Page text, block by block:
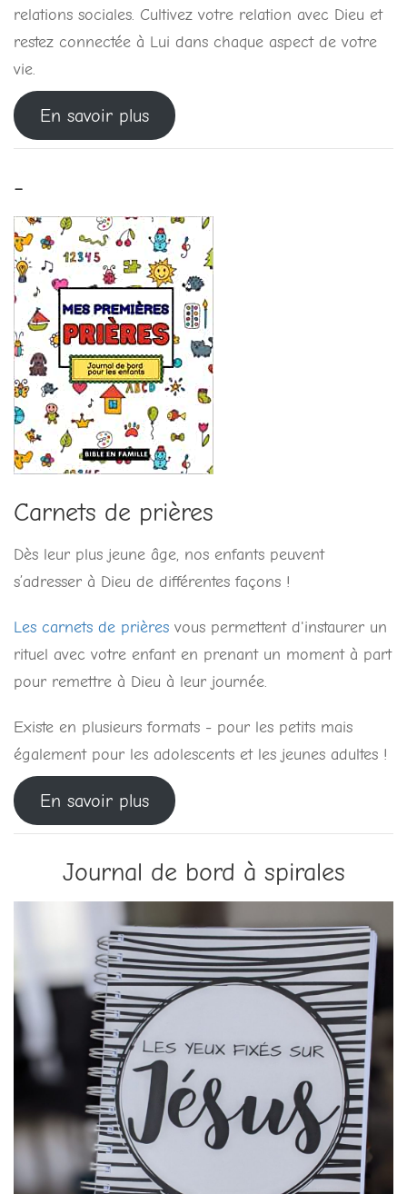
relations sociales. Cultivez votre relation avec Dieu et
restez connectée à Lui dans chaque aspect de votre
vie.
En savoir plus
-
Carnets de prières
Dès leur plus jeune âge, nos enfants peuvent
s’adresser à Dieu de différentes façons !
Les carnets de prières vous permettent d'instaurer un
rituel avec votre enfant en prenant un moment à part
pour remettre à Dieu à leur journée.
Existe en plusieurs formats - pour les petits mais
également pour les adolescents et les jeunes adultes !
En savoir plus
Journal de bord à spirales